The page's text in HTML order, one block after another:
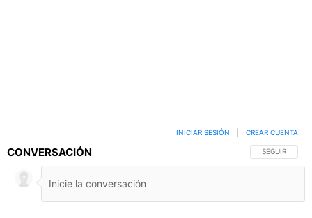
CONVERSACIÓN SIGA ESTA
SEGUIR
INICIAR SESIÓN CREAR CUENTA